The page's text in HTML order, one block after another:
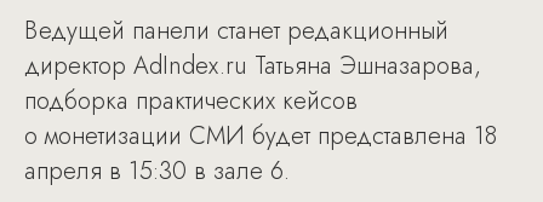
Ведущей панели станет редакционный
директор AdIndex.ru Татьяна Эшназарова,
подборка практических кейсов
о монетизации СМИ будет представлена 18
апреля в 15:30 в зале 6.